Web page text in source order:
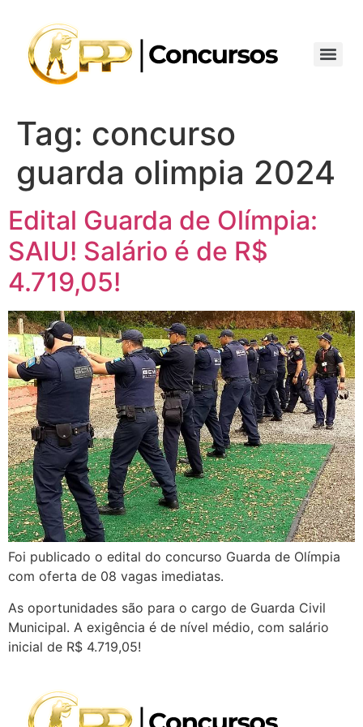
Tag: concurso
guarda olimpia 2024
Edital Guarda de Olímpia:
SAIU! Salário é de R$
4.719,05!
Foi publicado o edital do concurso Guarda de Olímpia
com oferta de 08 vagas imediatas.
As oportunidades são para o cargo de Guarda Civil
Municipal. A exigência é de nível médio, com salário
inicial de R$ 4.719,05!